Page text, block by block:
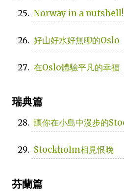
Norway in a nutshell!
好山好水好無聊的Oslo
在Oslo體驗平凡的幸福
瑞典篇
讓你在小島中漫步的
Stockholm相見恨晚
芬蘭篇